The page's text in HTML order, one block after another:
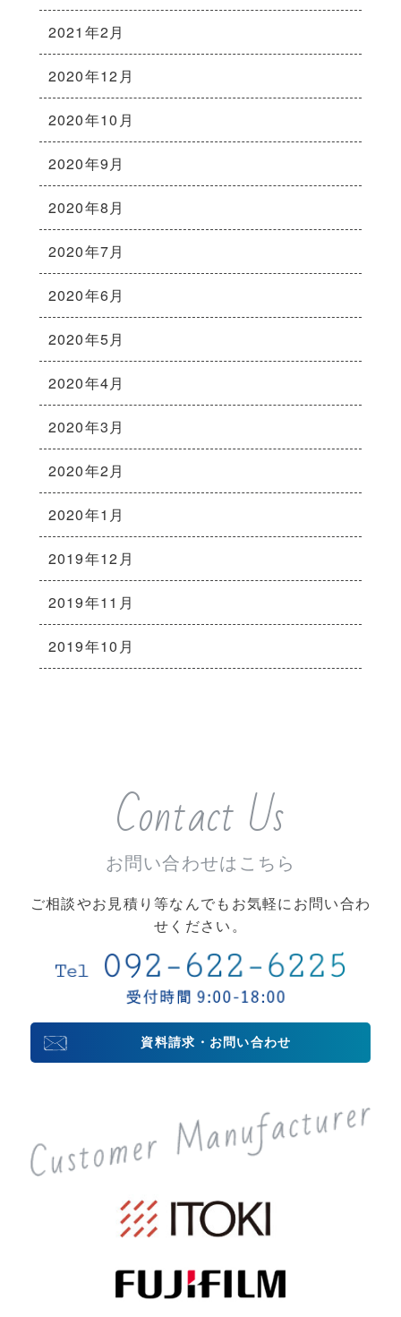
2021年2月
2020年12月
2020年10月
2020年9月
2020年8月
2020年7月
2020年6月
2020年5月
2020年4月
2020年3月
2020年2月
2020年1月
2019年12月
2019年11月
2019年10月
Contact Us
お問い合わせはこちら
ご相談やお見積り等なんでもお気軽にお問い合わ
せください。
資料請求・お問い合わせ